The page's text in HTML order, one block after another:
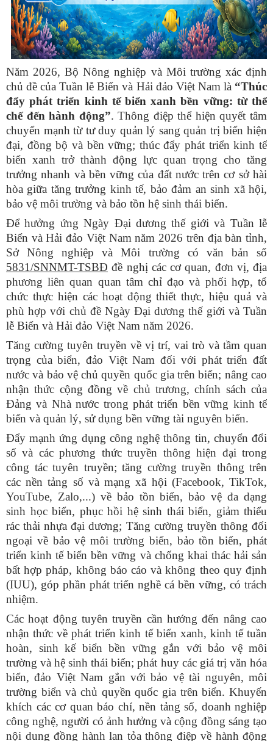
Năm 2026, Bộ Nông nghiệp và Môi trường xác định
chủ đề của Tuần lễ Biển và Hải đảo Việt Nam là “Thúc
đẩy phát triển kinh tế biển xanh bền vững: từ thể
chế đến hành động”. Thông điệp thể hiện quyết tâm
chuyển mạnh từ tư duy quản lý sang quản trị biển hiện
đại, đồng bộ và bền vững; thúc đẩy phát triển kinh tế
biển xanh trở thành động lực quan trọng cho tăng
trưởng nhanh và bền vững của đất nước trên cơ sở hài
hòa giữa tăng trưởng kinh tế, bảo đảm an sinh xã hội,
bảo vệ môi trường và bảo tồn hệ sinh thái biển.
Để hưởng ứng Ngày Đại dương thế giới và Tuần lễ
Biển và Hải đảo Việt Nam năm 2026 trên địa bàn tỉnh,
Sở Nông nghiệp và Môi trường có văn bản số
5831/SNNMT-TSBĐ đề nghị các cơ quan, đơn vị, địa
phương liên quan quan tâm chỉ đạo và phối hợp, tổ
chức thực hiện các hoạt động thiết thực, hiệu quả và
phù hợp với chủ đề Ngày Đại dương thế giới và Tuần
lễ Biển và Hải đảo Việt Nam năm 2026.
Tăng cường tuyên truyền về vị trí, vai trò và tầm quan
trọng của biển, đảo Việt Nam đối với phát triển đất
nước và bảo vệ chủ quyền quốc gia trên biển; nâng cao
nhận thức cộng đồng về chủ trương, chính sách của
Đảng và Nhà nước trong phát triển bền vững kinh tế
biển và quản lý, sử dụng bền vững tài nguyên biển.
Đẩy mạnh ứng dụng công nghệ thông tin, chuyển đổi
số và các phương thức truyền thông hiện đại trong
công tác tuyên truyền; tăng cường truyền thông trên
các nền tảng số và mạng xã hội (Facebook, TikTok,
YouTube, Zalo,...) về bảo tồn biển, bảo vệ đa dạng
sinh học biển, phục hồi hệ sinh thái biển, giảm thiểu
rác thải nhựa đại dương; Tăng cường truyền thông đối
ngoại về bảo vệ môi trường biển, bảo tồn biển, phát
triển kinh tế biển bền vững và chống khai thác hải sản
bất hợp pháp, không báo cáo và không theo quy định
(IUU), góp phần phát triển nghề cá bền vững, có trách
nhiệm.
Các hoạt động tuyên truyền cần hướng đến nâng cao
nhận thức về phát triển kinh tế biển xanh, kinh tế tuần
hoàn, sinh kế biển bền vững gắn với bảo vệ môi
trường và hệ sinh thái biển; phát huy các giá trị văn hóa
biển, đảo Việt Nam gắn với bảo vệ tài nguyên, môi
trường biển và chủ quyền quốc gia trên biển. Khuyến
khích các cơ quan báo chí, nền tảng số, doanh nghiệp
công nghệ, người có ảnh hưởng và cộng đồng sáng tạo
nội dung đồng hành lan tỏa thông điệp về hành động